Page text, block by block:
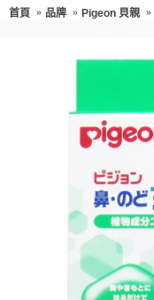
首頁 品牌 Pigeon 貝親